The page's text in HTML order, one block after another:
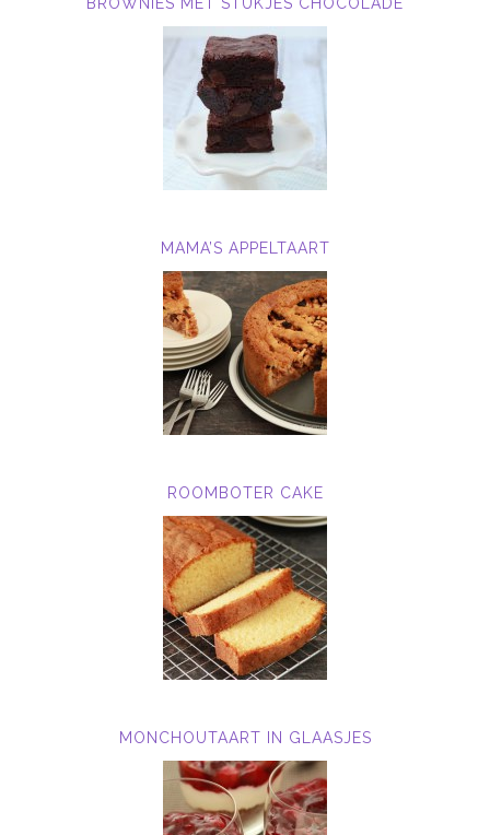
MAMA’S APPELTAART
ROOMBOTER CAKE
MONCHOUTAART IN GLAASJES